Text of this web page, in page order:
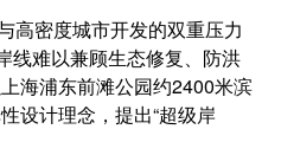
高密度城市开发的双重压力
线难以兼顾生态修复、防洪
海浦东前滩公园约2400米滨
设计理念，提出“超级岸